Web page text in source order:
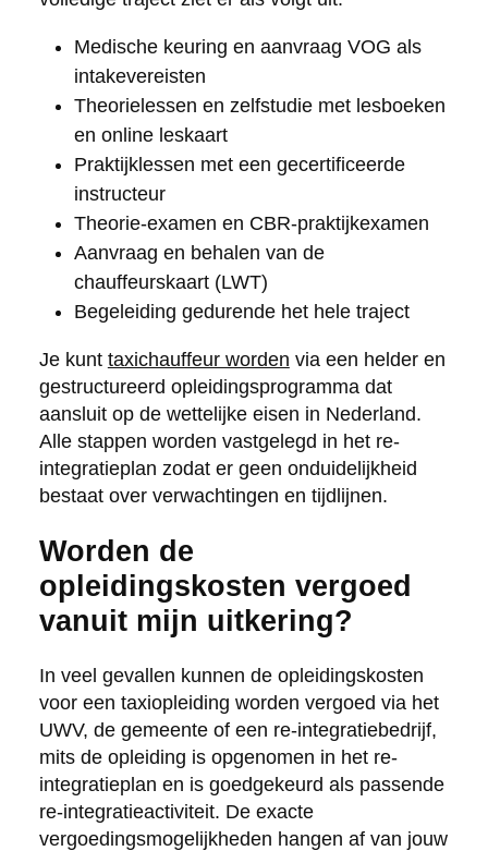
Medische keuring en aanvraag VOG als
intakevereisten
Theorielessen en zelfstudie met lesboeken
en online leskaart
Praktijklessen met een gecertificeerde
instructeur
Theorie-examen en CBR-praktijkexamen
Aanvraag en behalen van de
chauffeurskaart (LWT)
Begeleiding gedurende het hele traject
Je kunt taxichauffeur worden via een helder en
gestructureerd opleidingsprogramma dat
aansluit op de wettelijke eisen in Nederland.
Alle stappen worden vastgelegd in het re-
integratieplan zodat er geen onduidelijkheid
bestaat over verwachtingen en tijdlijnen.
Worden de
opleidingskosten vergoed
vanuit mijn uitkering?
In veel gevallen kunnen de opleidingskosten
voor een taxiopleiding worden vergoed via het
UWV, de gemeente of een re-integratiebedrijf,
mits de opleiding is opgenomen in het re-
integratieplan en is goedgekeurd als passende
re-integratieactiviteit. De exacte
vergoedingsmogelijkheden hangen af van jouw